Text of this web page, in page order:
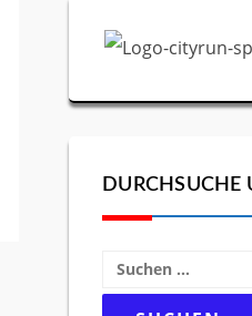
DURCHSUCHE
Suchen
nach: